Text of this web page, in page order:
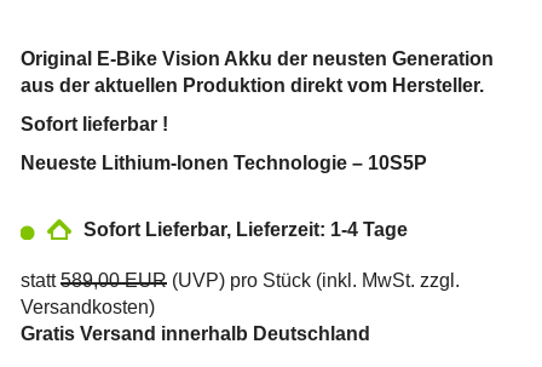
Original E-Bike Vision Akku der neusten Generation
aus der aktuellen Produktion direkt vom Hersteller.
Sofort lieferbar !
Neueste Lithium-Ionen Technologie – 10S5P
Sofort Lieferbar, Lieferzeit: 1-4 Tage
statt589,00 EUR (UVP) pro Stück (inkl. MwSt. zzgl.
Versandkosten)
Gratis Versand innerhalb Deutschland